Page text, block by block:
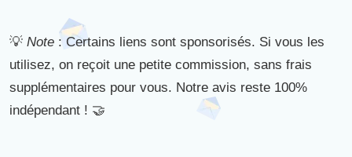
💡 Note : Certains liens sont sponsorisés. Si vous les
utilisez, on reçoit une petite commission, sans frais
supplémentaires pour vous. Notre avis reste 100%
indépendant ! 🤝